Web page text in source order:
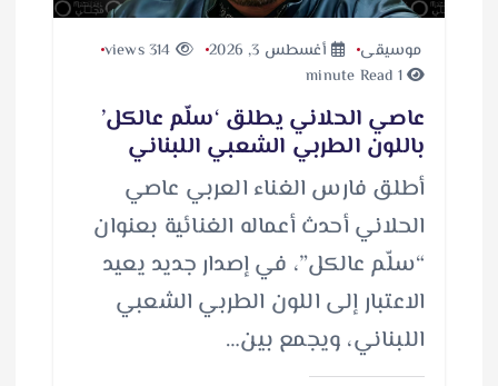
موسيقى أغسطس 3, 2026
1 minute Read
عاصي الحلاني يطلق ‘سلّم عالكل’
باللون الطربي الشعبي اللبناني
أطلق فارس الغناء العربي عاصي
الحلاني أحدث أعماله الغنائية بعنوان
“سلّم عالكل”، في إصدار جديد يعيد
الاعتبار إلى اللون الطربي الشعبي
اللبناني، ويجمع بين…